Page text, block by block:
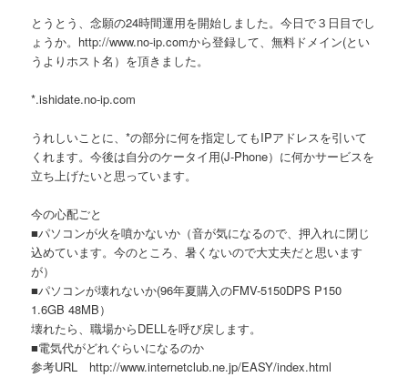
とうとう、念願の24時間運用を開始しました。今日で３日目でし
ょうか。http://www.no-ip.comから登録して、無料ドメイン(とい
うよりホスト名）を頂きました。
*.ishidate.no-ip.com
うれしいことに、*の部分に何を指定してもIPアドレスを引いて
くれます。今後は自分のケータイ用(J-Phone）に何かサービスを
立ち上げたいと思っています。
今の心配ごと
■パソコンが火を噴かないか（音が気になるので、押入れに閉じ
込めています。今のところ、暑くないので大丈夫だと思います
が）
■パソコンが壊れないか(96年夏購入のFMV-5150DPS P150
1.6GB 48MB）
壊れたら、職場からDELLを呼び戻します。
■電気代がどれぐらいになるのか
参考URL http://www.internetclub.ne.jp/EASY/index.html